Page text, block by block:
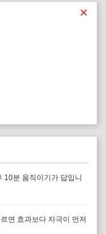
✕
10분 움직이기가 답입니
면 효과보다 자극이 먼저